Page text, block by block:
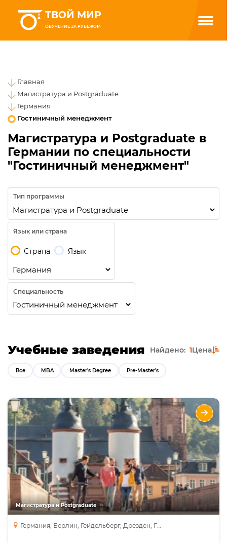
ТВОЙ МИР
ОБУЧЕНИЕ ЗА РУБЕЖОМ
Главная
Магистратура и Postgraduate
Германия
Гостиничный менеджмент
Магистратура и Postgraduate в
Германии по специальности
"Гостиничный менеджмент"
Тип программы
Язык или страна
Страна Язык
Специальность
Учебные заведения Найдено: 1Цена
Все MBA Master’s Degree Pre-Master’s
Магистратура и Postgraduate
Германия, Берлин, Гейдельберг, Дрезден, Гамбург
SRH University of Applied Sciences
Курсы
Языки
Направления
MBA
Master’s Degree
Pre-Master’s